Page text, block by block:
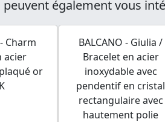
peuvent également vous
Charm
acier
or
BALCANO - Giulia /
Bracelet en acier
inoxydable avec
pendentif en cristal
rectangulaire avec
hautement polie